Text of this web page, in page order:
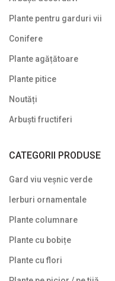
Plante pitice
Plante pletoase, pendulare
Plante târâtoare
Uncategorized
Plante pentru garduri vii
Conifere
Plante agățătoare
Plante pitice
Noutăți
Arbuști fructiferi
CATEGORII PRODUSE
Gard viu veșnic verde
Ierburi ornamentale
Plante columnare
Plante cu bobițe
Plante cu flori